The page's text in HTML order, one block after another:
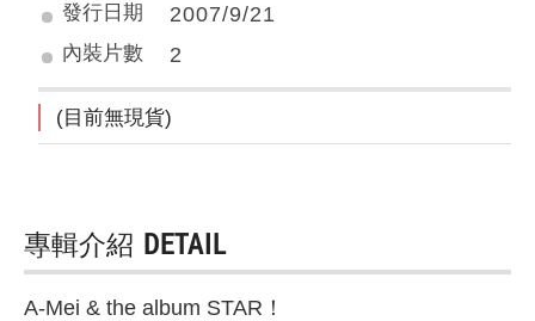
發行日期 2007/9/21
內裝片數 2
(目前無現貨)
專輯介紹 DETAIL
A-Mei & the album STAR！